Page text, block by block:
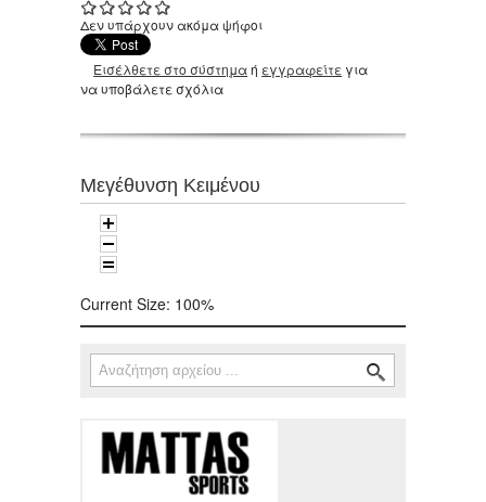
Δεν υπάρχουν ακόμα ψήφοι
Εισέλθετε στο σύστημαή εγγραφείτε για
να υποβάλετε σχόλια
Μεγέθυνση Κειμένου
Current Size: 100%
Φόρμα αναζήτησης
Αναζήτηση